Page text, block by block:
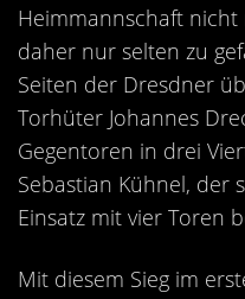
Heimmannschaft
daher nur selten zu
Seiten der Dresdner
Torhüter Johannes
Gegentoren in drei
Sebastian Kühnel, der
Einsatz mit vier Toren
Mit diesem Sieg im